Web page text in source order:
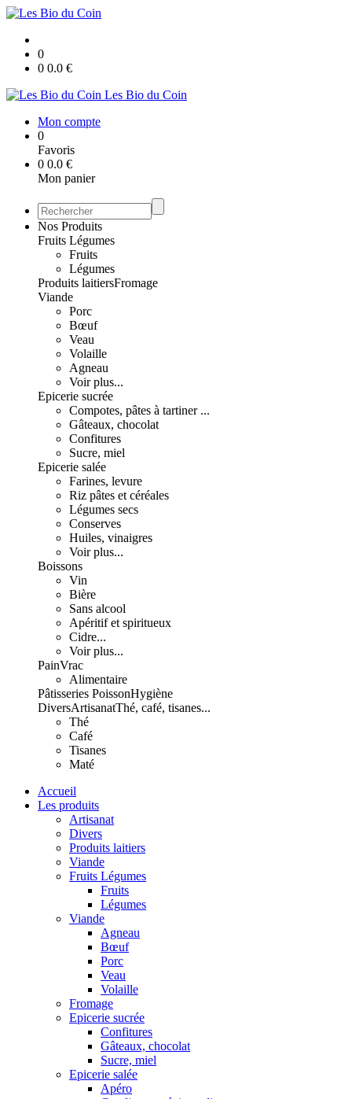
0
0 0.0 €
Les Bio du Coin
Mon compte
0
Favoris
0 0.0 €
Mon panier
Nos Produits
Fruits Légumes
Fruits
Légumes
Produits laitiersFromage
Viande
Porc
Bœuf
Veau
Volaille
Agneau
Voir plus...
Epicerie sucrée
Compotes, pâtes à tartiner ...
Gâteaux, chocolat
Confitures
Sucre, miel
Epicerie salée
Farines, levure
Riz pâtes et céréales
Légumes secs
Conserves
Huiles, vinaigres
Voir plus...
Boissons
Vin
Bière
Sans alcool
Apéritif et spiritueux
Cidre...
Voir plus...
PainVrac
Alimentaire
Pâtisseries PoissonHygiène
DiversArtisanatThé, café, tisanes...
Thé
Café
Tisanes
Maté
Accueil
Les produits
Artisanat
Divers
Produits laitiers
Viande
Fruits Légumes
Fruits
Légumes
Viande
Agneau
Bœuf
Porc
Veau
Volaille
Fromage
Epicerie sucrée
Confitures
Gâteaux, chocolat
Sucre, miel
Epicerie salée
Apéro